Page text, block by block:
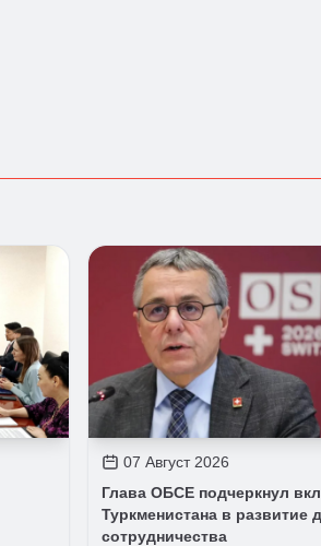
07 Август 2026
Глава ОБСЕ подчеркнул
Туркменистана в развитие
сотрудничества